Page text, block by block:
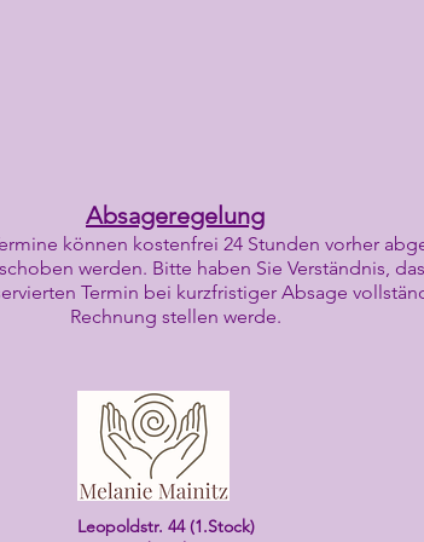
Absageregelung
können kostenfrei 24 Stunden vorher
werden. Bitte haben Sie Verständnis,
ierten Termin bei kurzfristiger Absage
Rechnung stellen werde.
Leopoldstr. 44 (1.Stock)